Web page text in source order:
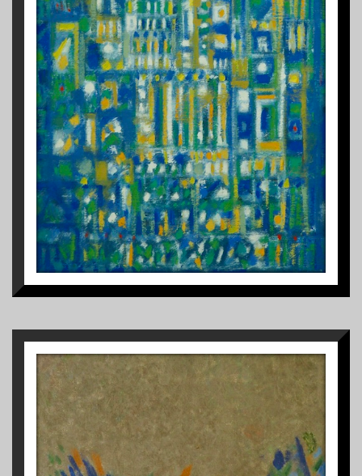
1
RETOUR AU TEMPLE
1992